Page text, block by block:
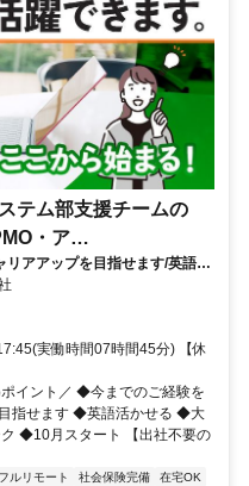
テム部支援チームの
・ア
アアップを目指せます/英語活
ーク/10月スタート
実働時間07時間45分) 【休
ポイント／ ◆今までのご経験を
指せます ◆英語活かせる ◆大
◆10月スタート 【出社不要の
フルリモート 社会保険完備
在宅OK